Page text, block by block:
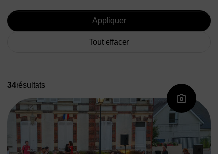
Appliquer
Tout effacer
34résultats
Liste des vidéos et galeries